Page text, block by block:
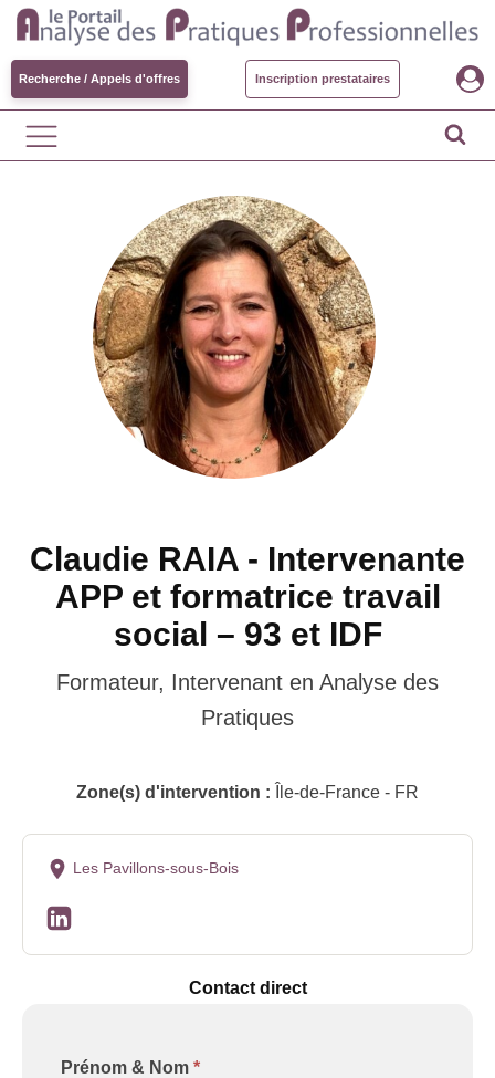
Recherche / Appels d'offres Inscription prestataires
Claudie RAIA - Intervenante
APP et formatrice travail
social – 93 et IDF
Formateur, Intervenant en Analyse des
Pratiques
Zone(s) d'intervention : Île-de-France - FR
Les Pavillons-sous-Bois
Contact direct
Formulaire
Prénom & Nom *